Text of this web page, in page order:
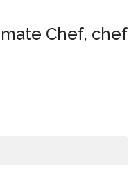
Chef, chef